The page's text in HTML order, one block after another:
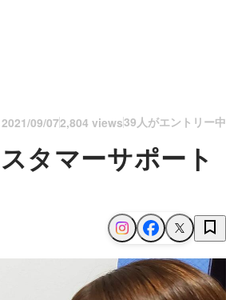
2021/09/072,804 views39人がエントリー中
タマーサポート